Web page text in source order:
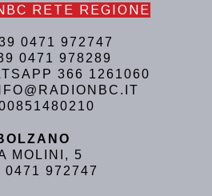
RETE REGIONE
0471 972747
0471 978289
366 1261060
MOLINI, 5
0471 972747